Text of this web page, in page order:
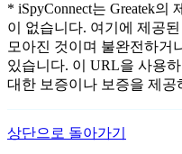
* iSpyConnect는 Greatek의
이 없습니다. 여기에 제공
모아진 것이며 불완전하거
있습니다. 이 URL을 사용
대한 보증이나 보증을 제공
상단으로 돌아가기